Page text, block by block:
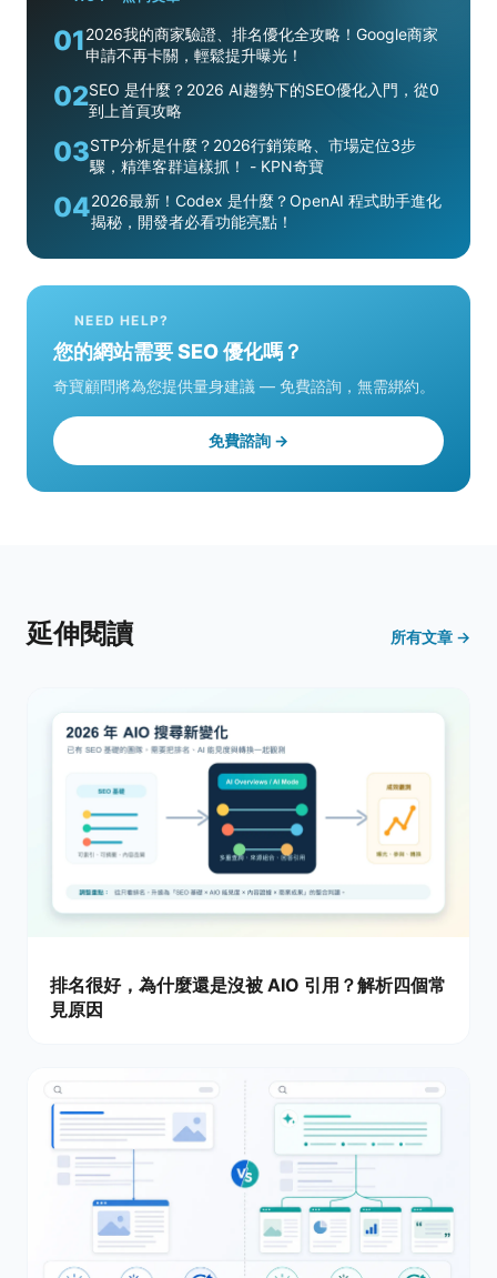
012026我的商家驗證、排名優化全攻略！Google商家
申請不再卡關，輕鬆提升曝光！
02SEO 是什麼？2026 AI趨勢下的SEO優化入門，從0
到上首頁攻略
03STP分析是什麼？2026行銷策略、市場定位3步
驟，精準客群這樣抓！ - KPN奇寶
042026最新！Codex 是什麼？OpenAI 程式助手進化
揭秘，開發者必看功能亮點！
NEED HELP?
您的網站需要 SEO 優化嗎？
奇寶顧問將為您提供量身建議 — 免費諮詢，無需綁約。
免費諮詢 →
延伸閱讀 所有文章 →
排名很好，為什麼還是沒被 AIO 引用？解析四個常
見原因